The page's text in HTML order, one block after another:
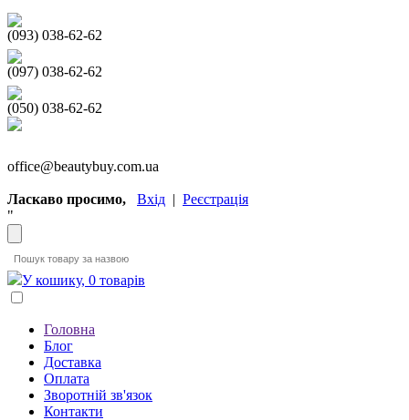
(093) 038-62-62
(097) 038-62-62
(050) 038-62-62
office@beautybuy.com.ua
Ласкаво просимо, Вхід | Реєстрація
"
У кошику, 0 товарів
Головна
Блог
Доставка
Оплата
Зворотній зв'язок
Контакти